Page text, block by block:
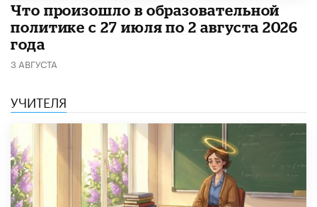
​Что произошло в образовательной
политике с 27 июля по 2 августа 2026
года
3 АВГУСТА
УЧИТЕЛЯ